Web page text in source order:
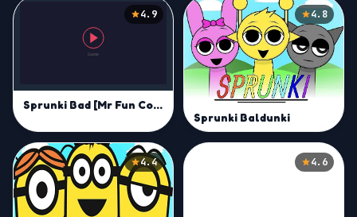
4.9
Sprunki Bad [Mr Fun Computer]
4.8
Sprunki Baldunki
4.4 4.6